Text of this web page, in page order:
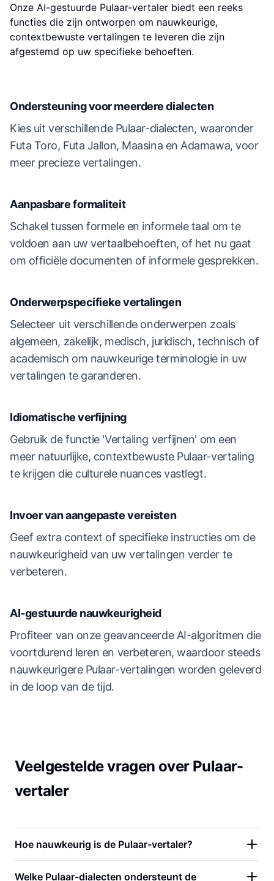
Onze AI-gestuurde Pulaar-vertaler biedt een reeks
functies die zijn ontworpen om nauwkeurige,
contextbewuste vertalingen te leveren die zijn
afgestemd op uw specifieke behoeften.
Ondersteuning voor meerdere dialecten
Kies uit verschillende Pulaar-dialecten, waaronder
Futa Toro, Futa Jallon, Maasina en Adamawa, voor
meer precieze vertalingen.
Aanpasbare formaliteit
Schakel tussen formele en informele taal om te
voldoen aan uw vertaalbehoeften, of het nu gaat
om officiële documenten of informele gesprekken.
Onderwerpspecifieke vertalingen
Selecteer uit verschillende onderwerpen zoals
algemeen, zakelijk, medisch, juridisch, technisch of
academisch om nauwkeurige terminologie in uw
vertalingen te garanderen.
Idiomatische verfijning
Gebruik de functie 'Vertaling verfijnen' om een
meer natuurlijke, contextbewuste Pulaar-vertaling
te krijgen die culturele nuances vastlegt.
Invoer van aangepaste vereisten
Geef extra context of specifieke instructies om de
nauwkeurigheid van uw vertalingen verder te
verbeteren.
AI-gestuurde nauwkeurigheid
Profiteer van onze geavanceerde AI-algoritmen die
voortdurend leren en verbeteren, waardoor steeds
nauwkeurigere Pulaar-vertalingen worden geleverd
in de loop van de tijd.
Veelgestelde vragen over Pulaar-
vertaler
Hoe nauwkeurig is de Pulaar-vertaler?
Welke Pulaar-dialecten ondersteunt de